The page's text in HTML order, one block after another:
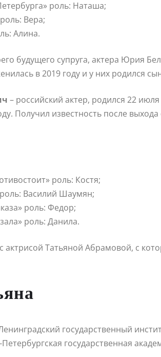
роль: Наташа;
Вера;
Алина.
будущего супруга, актера Юрия
в 2019 году и у них родился
– российский актер, родился 22
Получил известность после
роль: Костя;
роль: Василий Шаумян;
роль: Федор;
роль: Данила.
актрисой Татьяной Абрамовой, с
государственный
государственная